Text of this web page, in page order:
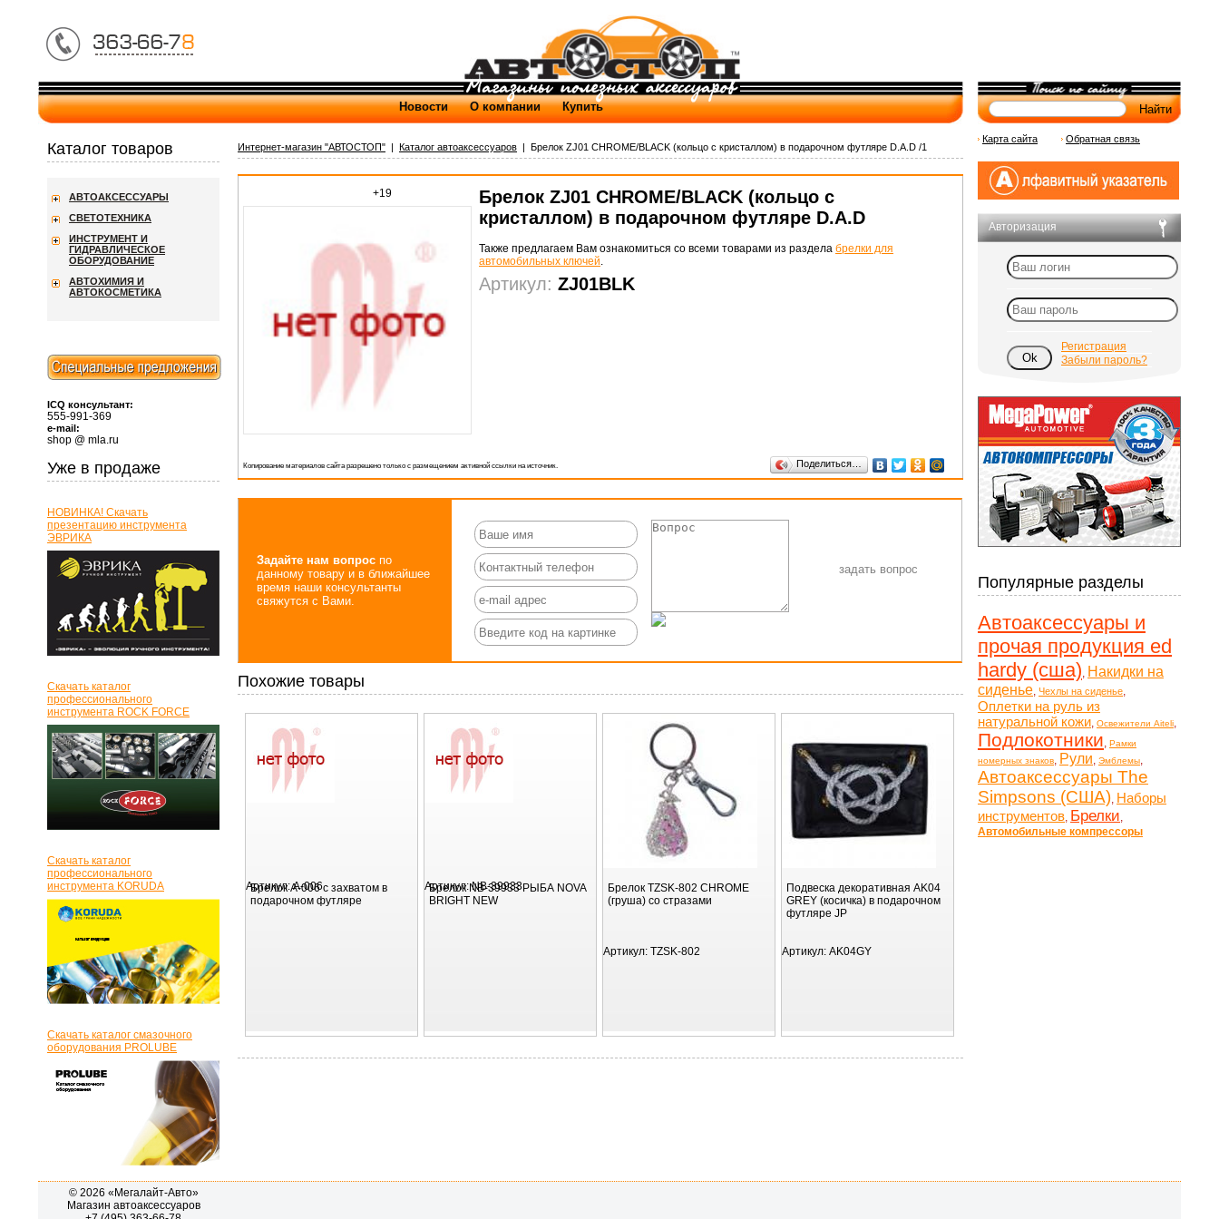
Новости О компании Купить
Интернет-магазин "АВТОСТОП" | Каталог автоаксессуаров | Брелок ZJ01 CHROME/BLACK (кольцо с кристаллом) в подарочном футляре D.A.D /1
+19
Брелок ZJ01 CHROME/BLACK (кольцо с
кристаллом) в подарочном футляре D.A.D
Также предлагаем Вам ознакомиться со всеми товарами из раздела брелки для
автомобильных ключей.
Артикул: ZJ01BLK
Копирование материалов сайта разрешено только с размещением активной ссылки на источник. Поделиться…
Задайте нам вопрос по
данному товару и в ближайшее
время наши консультанты
свяжутся с Вами.
Похожие товары
Брелок A-006 с захватом в
подарочном футляре
Артикул:A-006
Брелок NB-39933 РЫБА NOVA
BRIGHT NEW
Артикул:NB-39933
Брелок TZSK-802 CHROME
(груша) со стразами
Артикул: TZSK-802
Подвеска декоративная AK04
GREY (косичка) в подарочном
футляре JP
Артикул: AK04GY
Каталог товаров
АВТОАКСЕССУАРЫ
СВЕТОТЕХНИКА
ИНСТРУМЕНТ И
ГИДРАВЛИЧЕСКОЕ
ОБОРУДОВАНИЕ
АВТОХИМИЯ И
АВТОКОСМЕТИКА
ICQ консультант:
555-991-369
e-mail:
shop @ mla.ru
Уже в продаже
НОВИНКА! Скачать
презентацию инструмента
ЭВРИКА
Скачать каталог
профессионального
инструмента ROCK FORCE
Скачать каталог
профессионального
инструмента KORUDA
Скачать каталог смазочного
оборудования PROLUBE
Карта сайта Обратная связь
Авторизация
Регистрация
Забыли пароль?
Популярные разделы
Автоаксессуары и
прочая продукция ed
hardy (сша), Накидки на
сиденье, Чехлы на сиденье,
Оплетки на руль из
натуральной кожи, Освежители Aiteli,
Подлокотники, Рамки
номерных знаков, Рули, Эмблемы,
Автоаксессуары The
Simpsons (США), Наборы
инструментов, Брелки,
Автомобильные компрессоры
© 2026 «Мегалайт-Авто»
Магазин автоаксессуаров